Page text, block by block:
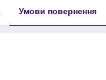
Умови повернення